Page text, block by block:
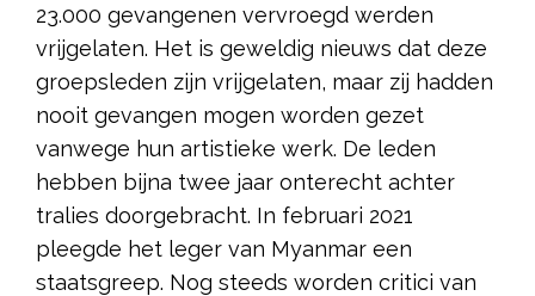
23.000 gevangenen vervroegd werden
vrijgelaten. Het is geweldig nieuws dat deze
groepsleden zijn vrijgelaten, maar zij hadden
nooit gevangen mogen worden gezet
vanwege hun artistieke werk. De leden
hebben bijna twee jaar onterecht achter
tralies doorgebracht. In februari 2021
pleegde het leger van Myanmar een
staatsgreep. Nog steeds worden critici van